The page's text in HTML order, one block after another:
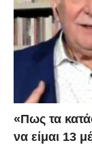
«Πως τα
να είμαι 13